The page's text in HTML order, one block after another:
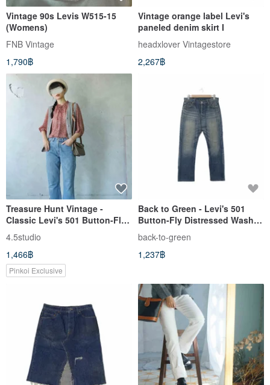
Vintage 90s Levis W515-15
(Womens)
FNB Vintage
1,790฿
Vintage orange label Levi's
paneled denim skirt I
headxlover Vintagestore
2,267฿
Treasure Hunt Vintage -
Classic Levi's 501 Button-Fly
Washed Blue DIY Slit Denim
Cropped Pants W28L30
4.5studio
1,466฿
Pinkoi Exclusive
Back to Green - Levi's 501
Button-Fly Distressed Wash
//sp-05 vintage pants
back-to-green
1,237฿